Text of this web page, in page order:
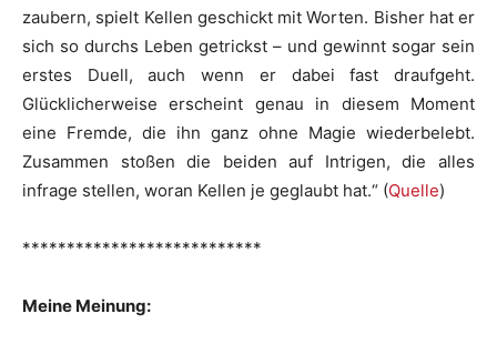
zaubern, spielt Kellen geschickt mit Worten. Bisher hat er
sich so durchs Leben getrickst – und gewinnt sogar sein
erstes Duell, auch wenn er dabei fast draufgeht.
Glücklicherweise erscheint genau in diesem Moment
eine Fremde, die ihn ganz ohne Magie wiederbelebt.
Zusammen stoßen die beiden auf Intrigen, die alles
infrage stellen, woran Kellen je geglaubt hat.“ (Quelle)
***************************
Meine Meinung: